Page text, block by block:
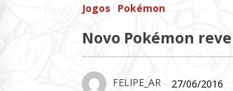
Jogos Pokémon
Novo Pokémon
FELIPE_AR 27/06/2016